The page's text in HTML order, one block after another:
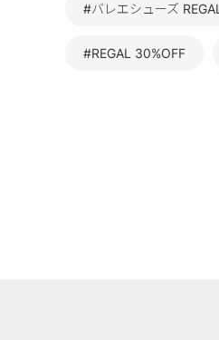
#バレエシューズ REGAL
#REGAL 30%OFF